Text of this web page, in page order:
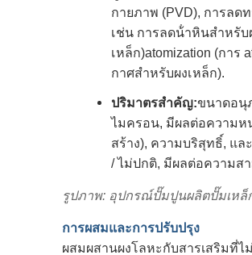
กายภาพ (PVD), การลด
เช่น การลดน้ําหินสําหรับ
เหล็ก)atomization (การ
กาศสําหรับผงเหล็ก).
ปริมาตรสําคัญ:ขนาดอนุ
ไมครอน, มีผลต่อความห
สร้าง), ความบริสุทธิ์, แล
/ ไม่ปกติ, มีผลต่อความส
รูปภาพ: อุปกรณ์ปั๊มปูนผลิตปั๊มเหล็
การผสมและการปรับปรุง
ผสมผสานผงโลหะกับสารเสริมที่ไ